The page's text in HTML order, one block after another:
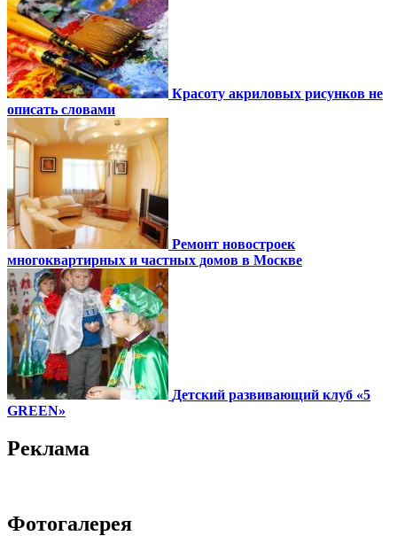
Красоту акриловых рисунков не
описать словами
Ремонт новостроек
многоквартирных и частных домов в Москве
Детский развивающий клуб «5
GREEN»
Реклама
Фотогалерея